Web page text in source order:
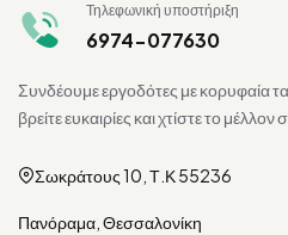
Τηλεφωνική υποστήριξη
6974-077630
Συνδέουμε εργοδότες με κορυφαία
βρείτε ευκαιρίες και χτίστε το
Σωκράτους 10, Τ.Κ 55236
Πανόραμα, Θεσσαλονίκη